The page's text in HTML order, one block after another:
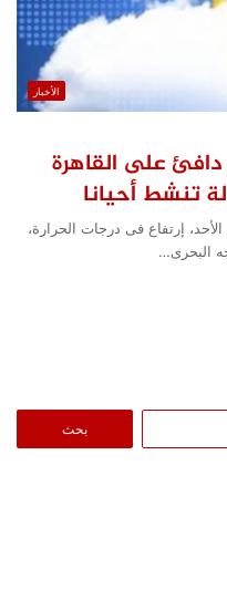
الأخبار
على القاهرة
تنشط أحيانا
إرتفاع فى درجات الحرارة،
البحرى…
عن: